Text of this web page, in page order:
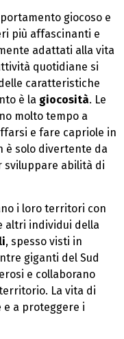
giocoso e
più affascinanti e
adattati alla vita
quotidiane si
caratteristiche
è la giocosità. Le
molto tempo a
e fare capriole in
è solo divertente da
sviluppare abilità di
i loro territori con
altri individui della
, spesso visti in
giganti del Sud
e collaborano
La vita di
a proteggere i